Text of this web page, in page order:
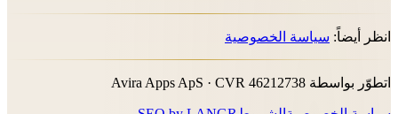
انظر أيضاً: سياسة الخصوصية
اتطوّر بواسطة Avira Apps ApS · CVR 46212738